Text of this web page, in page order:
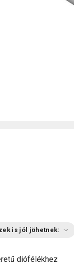
is jól jöhetnek:
diófélékhez